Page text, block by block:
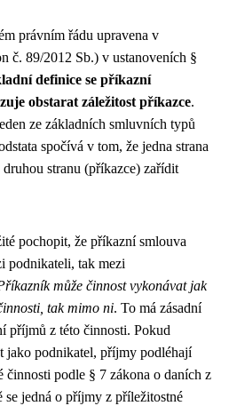
právním řádu upravena v
č. 89/2012 Sb.) v ustanoveních §
definice se příkazní
obstarat záležitost příkazce.
ze základních smluvních typů
spočívá v tom, že jedna strana
stranu (příkazce) zařídit
pochopit, že příkazní smlouva
podnikateli, tak mezi
může činnost vykonávat jak
tak mimo ni. To má zásadní
příjmů z této činnosti. Pokud
jako podnikatel, příjmy podléhají
činnosti podle § 7 zákona o daních z
jedná o příjmy z příležitostné